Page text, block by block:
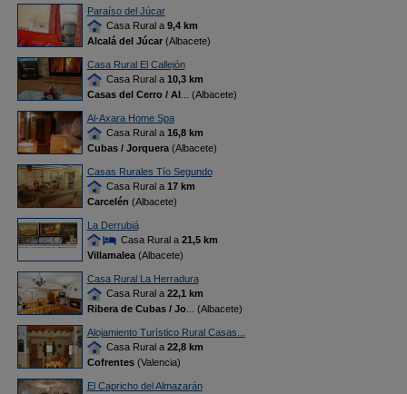
Paraíso del Júcar
Casa Rural a 9,4 km
Alcalá del Júcar(Albacete)
Casa Rural El Callejón
Casa Rural a 10,3 km
Casas del Cerro / Al... (Albacete)
Al-Axara Home Spa
Casa Rural a 16,8 km
Cubas / Jorquera(Albacete)
Casas Rurales Tío Segundo
Casa Rural a 17 km
Carcelén (Albacete)
La Derrubiá
Casa Rural a 21,5 km
Villamalea(Albacete)
Casa Rural La Herradura
Casa Rural a 22,1 km
Ribera de Cubas / Jo... (Albacete)
Alojamiento Turístico Rural Casas...
Casa Rural a 22,8 km
Cofrentes(Valencia)
El Capricho del Almazarán